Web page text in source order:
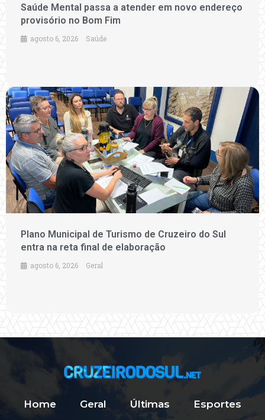
Saúde Mental passa a atender em novo endereço
provisório no Bom Fim
agosto 6, 2026 Saúde
Plano Municipal de Turismo de Cruzeiro do Sul
entra na reta final de elaboração
agosto 6, 2026 Geral
Home Geral Últimas Esportes